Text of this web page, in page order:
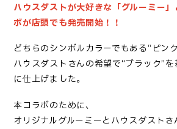
ハウスダストが大好きな「グルーミー
ボが店頭でも発売開始！！
どちらのシンボルカラーでもある“ピン
ハウスダストさんの希望で“ブラック”
に仕上げました。
本コラボのために、
オリジナルグルーミーとハウスダスト